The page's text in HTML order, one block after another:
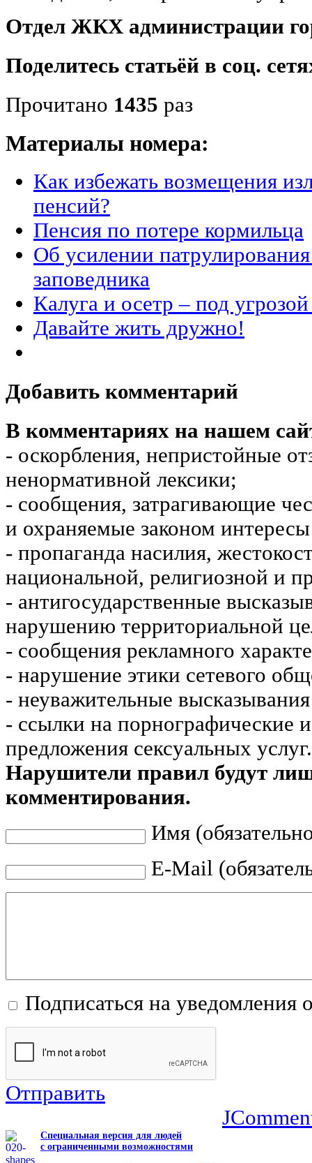
Отдел ЖКХ администрации
Поделитесь статьёй в соц.
Прочитано 1435 раз
Материалы номера:
Как избежать возмещения
пенсий?
Пенсия по потере кормильца
Об усилении
заповедника
Калуга и осетр – под
Давайте жить дружно!
Добавить комментарий
В комментариях на нашем
- оскорбления, непристойные
ненормативной лексики;
- сообщения, затрагивающие
и охраняемые законом
- пропаганда насилия,
национальной, религиозной и
- антигосударственные
нарушению территориальной
- сообщения рекламного
- нарушение этики сетевого
- неуважительные
- ссылки на порнографические
предложения сексуальных услуг.
Нарушители правил будут
комментирования.
Имя
E-Mail
Подписаться на уведомления
Отправить
Специальная версия для людей
с ограниченными возможностями